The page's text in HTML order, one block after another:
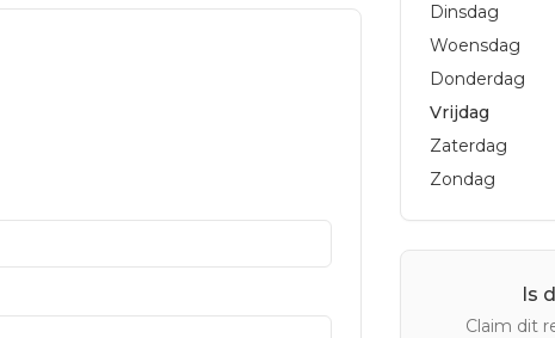
Dinsdag
Woensdag
Donderdag
Vrijdag
Zaterdag
Zondag
Is
Claim dit